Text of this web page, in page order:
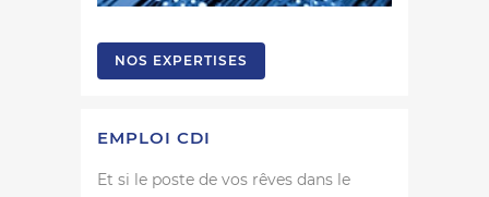
NOS EXPERTISES
EMPLOI CDI
Et si le poste de vos rêves dans le